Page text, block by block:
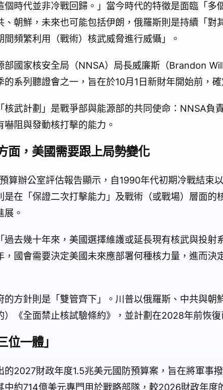
個時代並非冷戰回歸。」當今時代的特徵是面臨「
、朝鮮，未來也可能包括伊朗，俄羅斯則是持續「
間頻繁利用（戰術）核武威脅進行威懾」。
部國家核安全局（NNSA）局長威廉斯（Brandon
的系列聽證會之一，旨在於10月1日新財年開始前，
核武計劃」是戰爭部與能源部的共同使命：NNSA負
嚇阻與發動核打擊的能力。
面，美國需要跟上局勢變化
算辦公室評估報告顯示，自1990年代初期冷戰結束
是在「保證二次打擊能力」及戰術（或戰場）層面的
展。
過去幾十年來，美國選擇維護或延長現有核武與投射
，國會需要決定美國未來應部署何種核力量，進而
的方針則是「雙管齊下」。川普以俄羅斯、中共與
）《全面禁止核試驗條約》，並計劃在2028年前恢
位一體」
的2027財政年度1.5兆美元國防預算案，旨在將軍事
中約714億美元專門用於戰略部隊，較2026財政年度